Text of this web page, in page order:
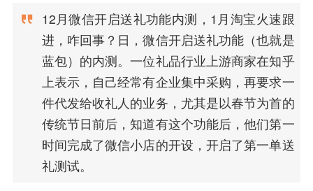
12月微信开启送礼功能内测，1月淘宝火速跟
进，咋回事？日，微信开启送礼功能（也就是
蓝包）的内测。一位礼品行业上游商家在知乎
上表示，自己经常有企业集中采购，再要求一
件代发给收礼人的业务，尤其是以春节为首的
传统节日前后，知道有这个功能后，他们第一
时间完成了微信小店的开设，开启了第一单送
礼测试。